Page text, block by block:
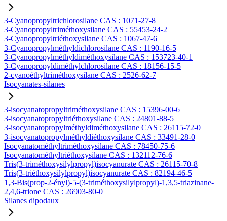
3-Cyanopropyltrichlorosilane CAS : 1071-27-8
3-Cyanopropyltriméthoxysilane CAS : 55453-24-2
3-Cyanopropyltriéthoxysilane CAS : 1067-47-6
3-Cyanopropylméthyldichlorosilane CAS : 1190-16-5
3-Cyanopropylméthyldiméthoxysilane CAS : 153723-40-1
3-Cyanopropyldiméthylchlorosilane CAS : 18156-15-5
2-cyanoéthyltriméthoxysilane CAS : 2526-62-7
Isocyanates-silanes
3-isocyanatopropyltriméthoxysilane CAS : 15396-00-6
3-isocyanatopropyltriéthoxysilane CAS : 24801-88-5
3-isocyanatopropylméthyldiméthoxysilane CAS : 26115-72-0
3-isocyanatopropylméthyldiéthoxysilane CAS : 33491-28-0
Isocyanatométhyltriméthoxysilane CAS : 78450-75-6
Isocyanatométhyltriéthoxysilane CAS : 132112-76-6
Tris(3-triméthoxysilylpropyl)isocyanurate CAS : 26115-70-8
Tris(3-triéthoxysilylpropyl)isocyanurate CAS : 82194-46-5
1,3-Bis(prop-2-ényl)-5-(3-triméthoxysilylpropyl)-1,3,5-triazinane-
2,4,6-trione CAS : 26903-80-0
Silanes dipodaux